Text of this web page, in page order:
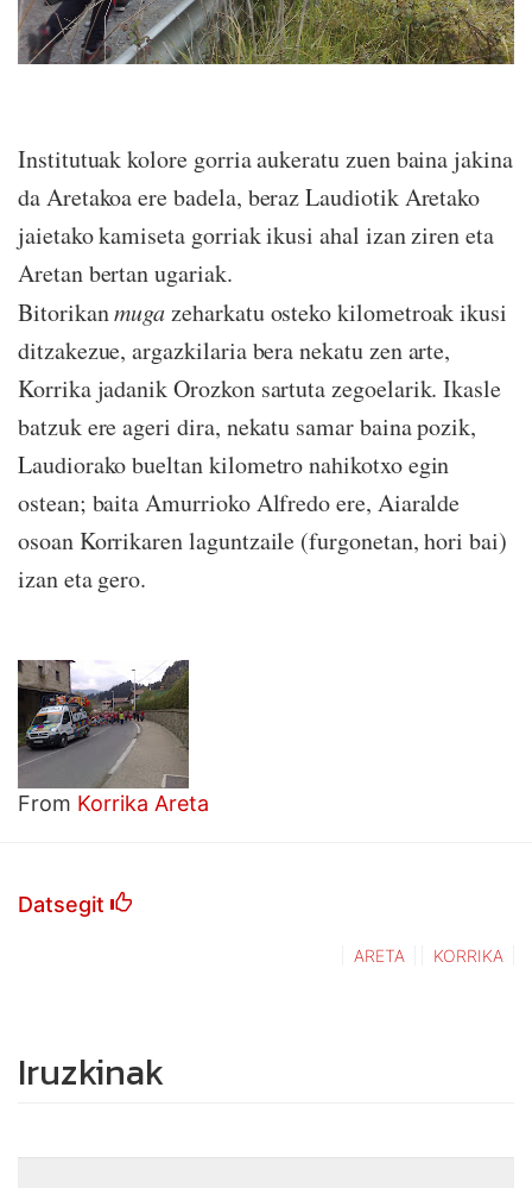
Institutuak kolore gorria aukeratu zuen baina jakina
da Aretakoa ere badela, beraz Laudiotik Aretako
jaietako kamiseta gorriak ikusi ahal izan ziren eta
Aretan bertan ugariak.
Bitorikanmugazeharkatu osteko kilometroak ikusi
ditzakezue, argazkilaria bera nekatu zen arte,
Korrika jadanik Orozkon sartuta zegoelarik. Ikasle
batzuk ere ageri dira, nekatu samar baina pozik,
Laudiorako bueltan kilometro nahikotxo egin
ostean; baita Amurrioko Alfredo ere, Aiaralde
osoan Korrikaren laguntzaile (furgonetan, hori bai)
izan eta gero.
From Korrika Areta
Datsegit
ARETA KORRIKA
Iruzkinak